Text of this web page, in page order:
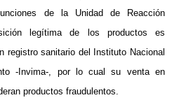
de la Unidad de Reacción
legítima de los productos es
registro sanitario del Instituto Nacional
-Invima-, por lo cual su venta en
productos fraudulentos.